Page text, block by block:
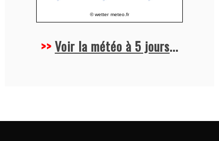
© wetter meteo.fr
>>Voir la météo à 5 jours...